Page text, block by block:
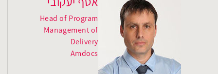
Head of Program
Management of
Delivery
Amdocs